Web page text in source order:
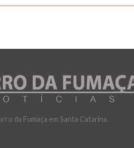
da Fumaça em Santa Catarina.